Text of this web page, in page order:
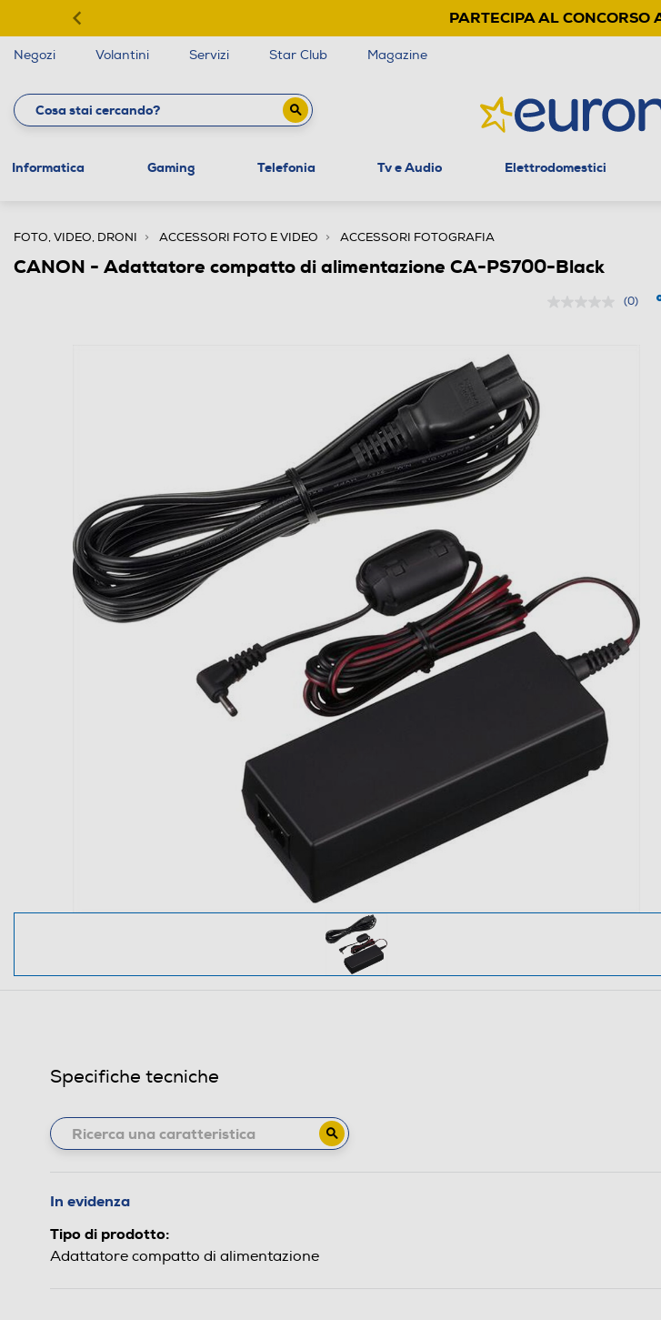
PARTECIPA AL CONCORSO
Negozi Volantini Servizi Star Club Magazine
Informatica Gaming Telefonia Tv e Audio Elettrodomestici
FOTO, VIDEO, DRONI ACCESSORI FOTO E VIDEO ACCESSORI FOTOGRAFIA
CANON - Adattatore compatto di alimentazione CA-PS700-Black
(0)
Specifiche tecniche
In evidenza
Tipo di prodotto:
Adattatore compatto di alimentazione